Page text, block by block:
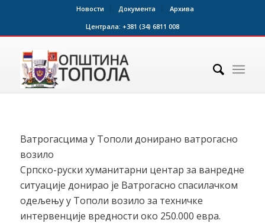
Новости Документа
Архива
Централа: +381 (34) 6811 008
Ватрогасцима у Тополи донирано ватрогасно
возило
Српско-руски хуманитарни центар за ванредне
ситуације донирао је Ватрогасно спасилачком
одељењу у Тополи возило за техничке
интервенције вредности око 250.000 евра.